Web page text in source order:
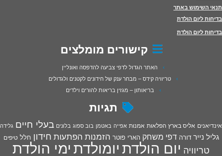
תנאי השימוש באתר
בדיחות ליום הולדת
בדיחות ליום הולדת
קישורים מומלצים
האתר הגדול לדפי צביעה להדפסה ואונליין
טריוויה קידס – מבחר ענק של חידונים לקטנים ולגדולים
בריאותון – מגזין בריאות להורים וילדים
תגיות
אינדיאנים אליס בארץ הפלאות אמנות אפייה באטמן בוב ספוג בלונים בעלי חיים גלידה
גליל נייר דורה דפי משחק הארי פוטר הזמנות הפתעות חידון חלל טיפים
טריוויה יום הולדתיומולדתימי הולדת